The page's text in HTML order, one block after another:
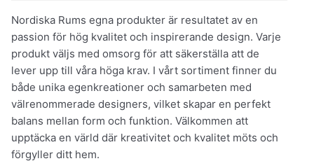
Nordiska Rums egna produkter är resultatet av en
passion för hög kvalitet och inspirerande design. Varje
produkt väljs med omsorg för att säkerställa att de
lever upp till våra höga krav. I vårt sortiment finner du
både unika egenkreationer och samarbeten med
välrenommerade designers, vilket skapar en perfekt
balans mellan form och funktion. Välkommen att
upptäcka en värld där kreativitet och kvalitet möts och
förgyller ditt hem.